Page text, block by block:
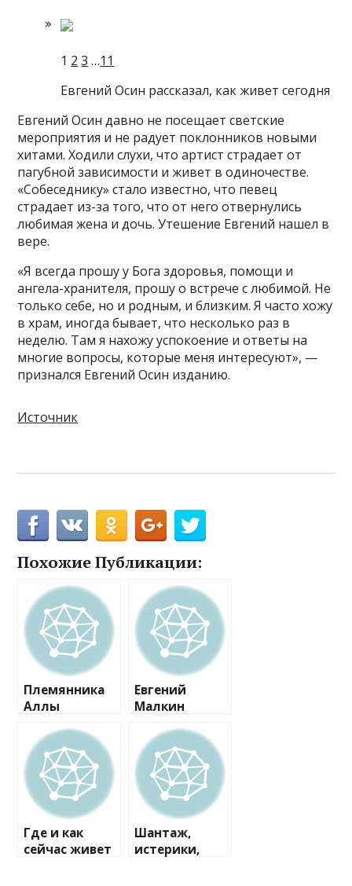
1 2 3 …11
Евгений Осин рассказал, как живет сегодня
Евгений Осин давно не посещает светские
мероприятия и не радует поклонников новыми
хитами. Ходили слухи, что артист страдает от
пагубной зависимости и живет в одиночестве.
«Собеседнику» стало известно, что певец
страдает из-за того, что от него отвернулись
любимая жена и дочь. Утешение Евгений нашел в
вере.
«Я всегда прошу у Бога здоровья, помощи и
ангела-хранителя, прошу о встрече с любимой. Не
только себе, но и родным, и близким. Я часто хожу
в храм, иногда бывает, что несколько раз в
неделю. Там я нахожу успокоение и ответы на
многие вопросы, которые меня интересуют», —
признался Евгений Осин изданию.
Источник
Похожие Публикации:
Племянника
Аллы
шантажирова
ла и едва не
разорила
возлюбленна
Евгений
Малкин
показал сына
от Анны
Кастеровой
Где и как
сейчас живет
Шантаж,
истерики,